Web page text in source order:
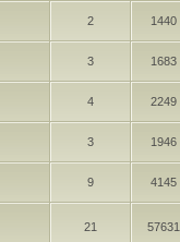
2 1440
3 1683
4 2249
3 1946
9 4145
21 57631